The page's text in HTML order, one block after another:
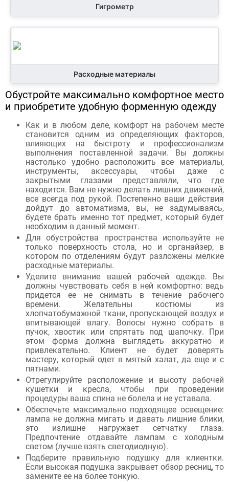
Гигрометр
Расходные материалы
Обустройте максимально комфортное место
и приобретите удобную форменную одежду
Как и в любом деле, комфорт на рабочем месте
становится одним из определяющих факторов,
влияющих на быстроту и профессионализм
выполнения поставленной задачи. Вы должны
настолько удобно расположить все материалы,
инструменты, аксессуары, чтобы даже с
закрытыми глазами представляли, что где
находится. Вам не нужно делать лишних движений,
все всегда под рукой. Постепенно ваши действия
дойдут до автоматизма, вы, не задумываясь,
будете брать именно тот предмет, который будет
необходим в данный момент.
Для обустройства пространства используйте не
только поверхность стола, но и органайзер, в
котором по отделениям будут разложены мелкие
расходные материалы.
Уделите внимание вашей рабочей одежде. Вы
должны чувствовать себя в ней комфортно: ведь
придется ее не снимать в течение рабочего
времени. Желательны костюмы из
хлопчатобумажной ткани, пропускающей воздух и
впитывающей влагу. Волосы нужно собрать в
пучок, хвостик или спрятать под шапочку. При
этом форма должна выглядеть аккуратно и
привлекательно. Клиент не будет доверять
мастеру, который одет в мятый халат, да еще и с
пятнами.
Отрегулируйте расположение и высоту рабочей
кушетки и кресла, чтобы при проведении
процедуры ваша спина не болела и не уставала.
Обеспечьте максимально подходящее освещение:
лампа не должна мигать и давать лишние блики,
это излишне нагружает сетчатку глаза.
Предпочтение отдавайте лампам с холодным
светом (лучше взять светодиодную).
Подберите правильную подушку для клиентки.
Если высокая подушка закрывает обзор ресниц, то
замените ее на более тонкую.